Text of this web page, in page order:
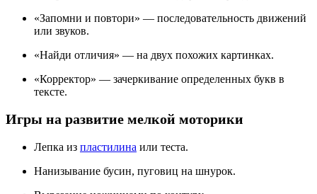
«Запомни и повтори» — последовательность движений
или звуков.
«Найди отличия» — на двух похожих картинках.
«Корректор» — зачеркивание определенных букв в
тексте.
Игры на развитие мелкой моторики
Лепка из пластилина или теста.
Нанизывание бусин, пуговиц на шнурок.